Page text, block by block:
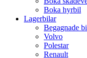
Boka hyrbil
Lagerbilar
Begagnade
Volvo
Polestar
Renault